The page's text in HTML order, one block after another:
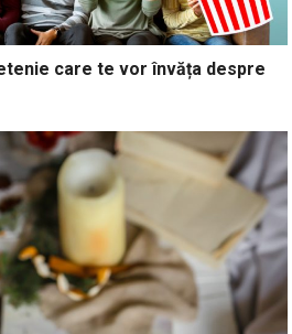
care te vor învăța despre